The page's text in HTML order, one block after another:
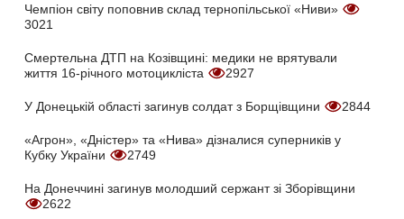
Чемпіон світу поповнив склад тернопільської «Ниви»
3021
Смертельна ДТП на Козівщині: медики не врятували
життя 16-річного мотоцикліста
2927
У Донецькій області загинув солдат з Борщівщини 2844
«Агрон», «Дністер» та «Нива» дізналися суперників у
Кубку України
2749
На Донеччині загинув молодший сержант зі Зборівщини
2622